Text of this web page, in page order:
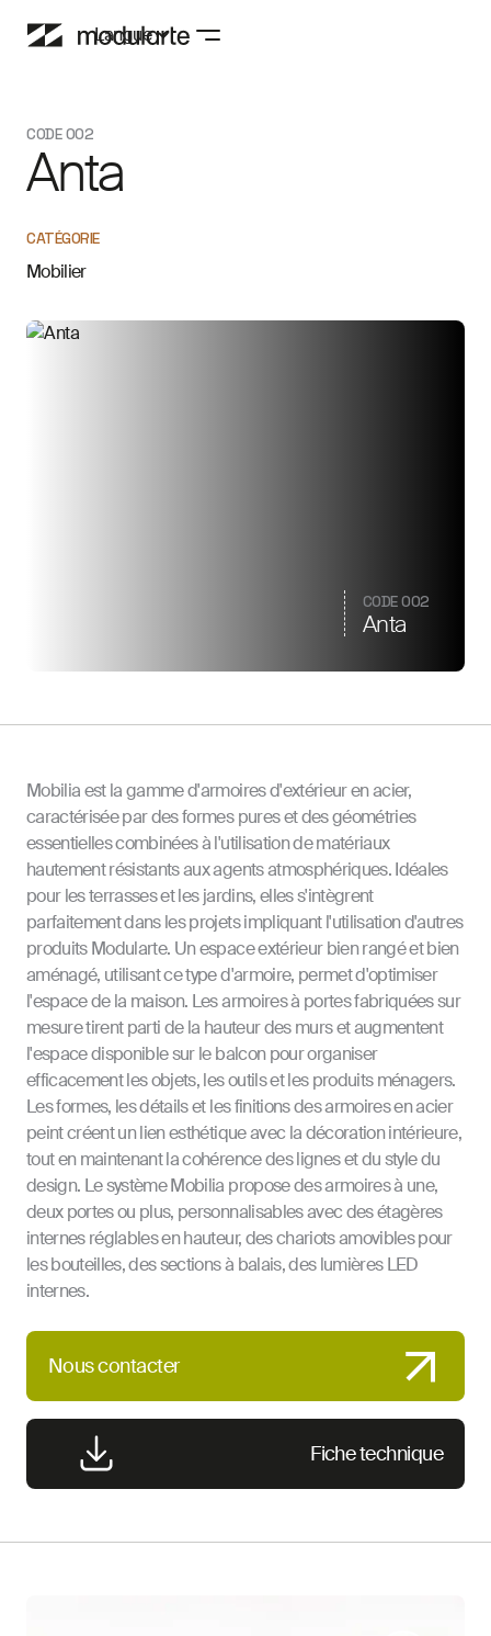
Langue
CODE 002
Anta
CATÉGORIE
Mobilier
CODE 002
Anta
Mobilia est la gamme d'armoires d'extérieur en acier,
caractérisée par des formes pures et des géométries
essentielles combinées à l'utilisation de matériaux
hautement résistants aux agents atmosphériques. Idéales
pour les terrasses et les jardins, elles s'intègrent
parfaitement dans les projets impliquant l'utilisation d'autres
produits Modularte. Un espace extérieur bien rangé et bien
aménagé, utilisant ce type d'armoire, permet d'optimiser
l'espace de la maison. Les armoires à portes fabriquées sur
mesure tirent parti de la hauteur des murs et augmentent
l'espace disponible sur le balcon pour organiser
efficacement les objets, les outils et les produits ménagers.
Les formes, les détails et les finitions des armoires en acier
peint créent un lien esthétique avec la décoration intérieure,
tout en maintenant la cohérence des lignes et du style du
design. Le système Mobilia propose des armoires à une,
deux portes ou plus, personnalisables avec des étagères
internes réglables en hauteur, des chariots amovibles pour
les bouteilles, des sections à balais, des lumières LED
internes.
Nous contacter
Fiche technique